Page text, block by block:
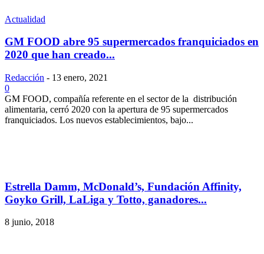
Actualidad
GM FOOD abre 95 supermercados franquiciados en
2020 que han creado...
Redacción - 13 enero, 2021
0
GM FOOD, compañía referente en el sector de la distribución
alimentaria, cerró 2020 con la apertura de 95 supermercados
franquiciados. Los nuevos establecimientos, bajo...
Estrella Damm, McDonald’s, Fundación Affinity,
Goyko Grill, LaLiga y Totto, ganadores...
8 junio, 2018